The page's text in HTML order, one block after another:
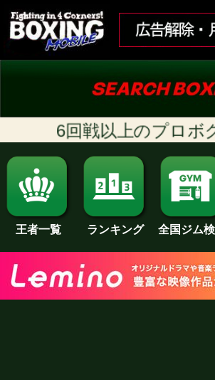
6回戦以上のプロボク
王者一覧 ランキング 全国ジム